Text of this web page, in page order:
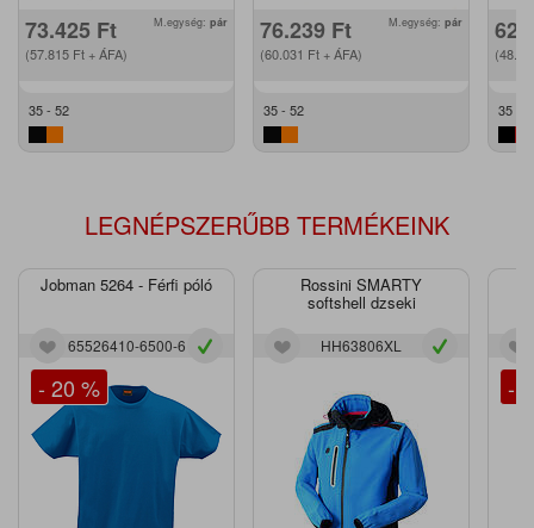
73.425 Ft
(57.815 Ft + ÁFA)
M.egység: pár
35 - 52
76.239 Ft
(60.031 Ft + ÁFA)
M.egység: pár
35 - 52 35 -
LEGNÉPSZERŰBB TERMÉKEINK
Jobman 5264 - Férfi póló
65526410-6500-6
- 20 %
Rossini SMARTY
softshell dzseki
HH63806XL
-